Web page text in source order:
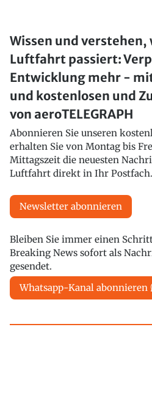
Wissen und verstehen,
Luftfahrt passiert:
Entwicklung mehr -
und kostenlosen und
von aeroTELEGRAPH
Abonnieren Sie unseren
erhalten Sie von Montag bis
Mittagszeit die neuesten
Luftfahrt direkt in Ihr
Newsletter abonnieren
Bleiben Sie immer einen
Breaking News sofort als
gesendet.
Whatsapp-Kanal abonnieren